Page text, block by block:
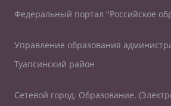
Федеральный портал "Российское
Управление образования
Туапсинский район
Сетевой город. Образование.